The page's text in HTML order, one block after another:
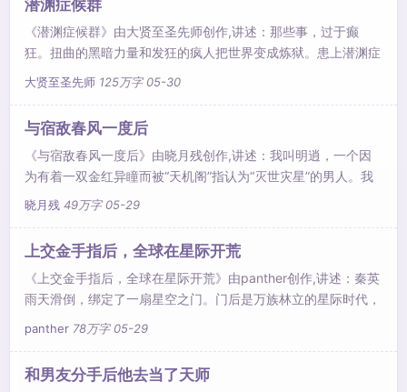
潜渊症候群
《潜渊症候群》由大贤至圣先师创作,讲述：那些事，过于癫
狂。扭曲的黑暗力量和发狂的疯人把世界变成炼狱。患上潜渊症
的人只有一..
大贤至圣先师 125万字 05-30
与宿敌春风一度后
《与宿敌春风一度后》由晓月残创作,讲述：我叫明逍，一个因
为有着一双金红异瞳而被“天机阁”指认为“灭世灾星”的男人。我
有一..
晓月残 49万字 05-29
上交金手指后，全球在星际开荒
《上交金手指后，全球在星际开荒》由panther创作,讲述：秦英
雨天滑倒，绑定了一扇星空之门。门后是万族林立的星际时代，
在捡到星空之门的第一..
panther 78万字 05-29
和男友分手后他去当了天师